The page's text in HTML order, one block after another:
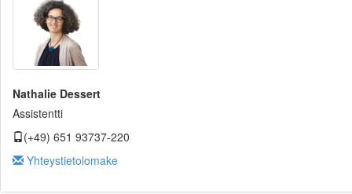
Nathalie Dessert
Assistentti
(+49) 651 93737-220
Yhteystietolomake